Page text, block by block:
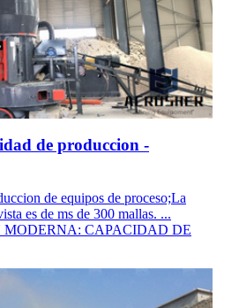
de produccion -
de equipos de proceso;La
es de ms de 300 mallas. ...
CAPACIDAD DE